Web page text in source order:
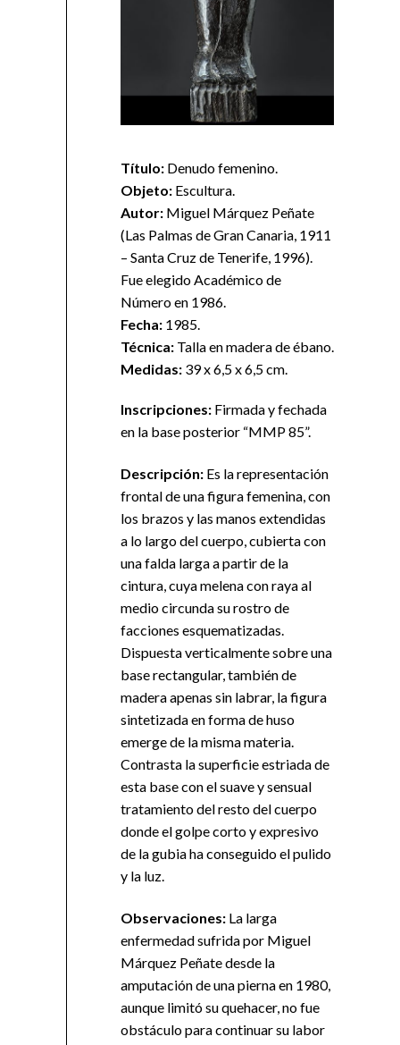
Título: Denudo femenino.
Objeto: Escultura.
Autor: Miguel Márquez Peñate
(Las Palmas de Gran Canaria, 1911
– Santa Cruz de Tenerife, 1996).
Fue elegido Académico de
Número en 1986.
Fecha: 1985.
Técnica: Talla en madera de ébano.
Medidas: 39 x 6,5 x 6,5 cm.
Inscripciones: Firmada y fechada
en la base posterior “MMP 85”.
Descripción: Es la representación
frontal de una figura femenina, con
los brazos y las manos extendidas
a lo largo del cuerpo, cubierta con
una falda larga a partir de la
cintura, cuya melena con raya al
medio circunda su rostro de
facciones esquematizadas.
Dispuesta verticalmente sobre una
base rectangular, también de
madera apenas sin labrar, la figura
sintetizada en forma de huso
emerge de la misma materia.
Contrasta la superficie estriada de
esta base con el suave y sensual
tratamiento del resto del cuerpo
donde el golpe corto y expresivo
de la gubia ha conseguido el pulido
y la luz.
Observaciones: La larga
enfermedad sufrida por Miguel
Márquez Peñate desde la
amputación de una pierna en 1980,
aunque limitó su quehacer, no fue
obstáculo para continuar su labor